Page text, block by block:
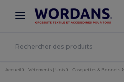
× Appli Wordans
Meilleurs prix sur l’app !
Accueil Vêtements | Unis Casquettes & Bonnets